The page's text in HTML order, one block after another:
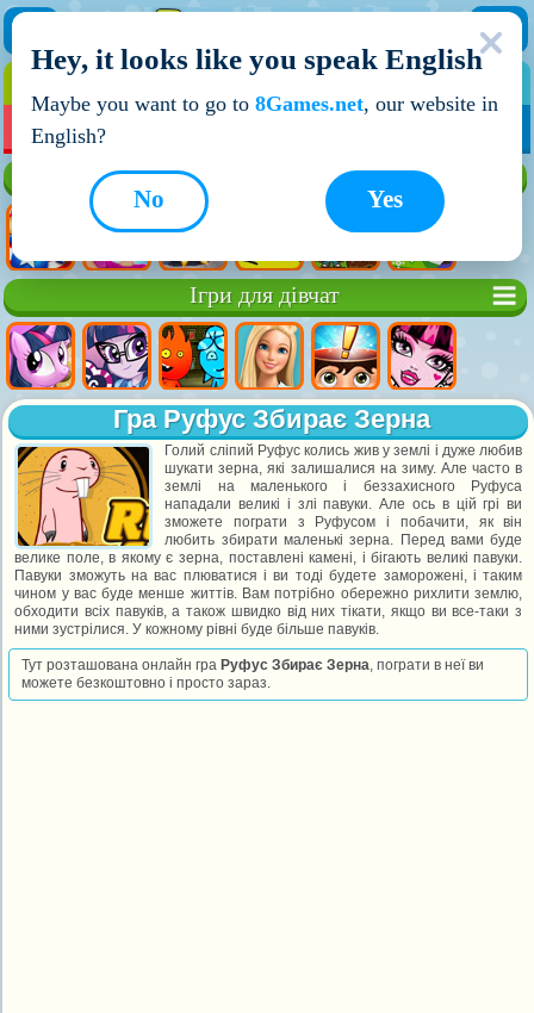
НОВІ ІГРИ
Ігри для дівчат
Гра Руфус Збирає Зерна
Голий сліпий Руфус колись жив у землі і дуже любив
шукати зерна, які залишалися на зиму. Але часто в
землі на маленького і беззахисного Руфуса
нападали великі і злі павуки. Але ось в цій грі ви
зможете пограти з Руфусом і побачити, як він
любить збирати маленькі зерна. Перед вами буде
велике поле, в якому є зерна, поставлені камені, і бігають великі павуки.
Павуки зможуть на вас плюватися і ви тоді будете заморожені, і таким
чином у вас буде менше життів. Вам потрібно обережно рихлити землю,
обходити всіх павуків, а також швидко від них тікати, якщо ви все-таки з
ними зустрілися. У кожному рівні буде більше павуків.
Тут розташована онлайн гра Руфус Збирає Зерна, пограти в неї ви
можете безкоштовно і просто зараз.
Hey, it looks like you speak English
Maybe you want to go to 8Games.net, our website in
English?
Yes
No